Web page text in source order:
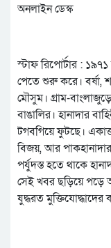
অনলাইন ডেস্ক
স্টাফ রিপোর্টার : ১৯৭১
পেতে শুরু করে। বর্ষা,
মৌসুম। গ্রাম-
বাঙালির। হানাদার
টগবগিয়ে ফুটছে।
বিজয়, আর পাকহানাদার
পর্যুদস্ত হতে থাকে
সেই খবর ছড়িয়ে পড়ে
যুদ্ধরত